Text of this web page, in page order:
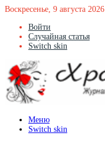
Воскресенье, 9 августа 2026
Войти
Случайная статья
Switch skin
Меню
Switch skin